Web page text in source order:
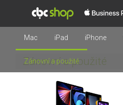
Zánovní a použité
Mac iPad iPhone
Zánovní a použité